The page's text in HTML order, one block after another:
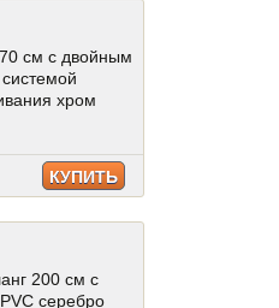
см с двойным
хром
КУПИТЬ
200 см с
серебро